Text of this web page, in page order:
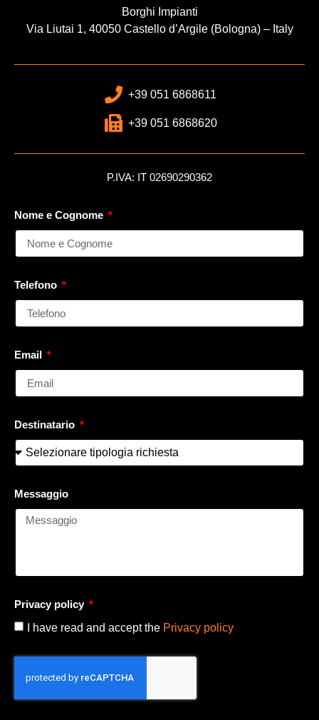
Borghi Impianti
Via Liutai 1, 40050 Castello d’Argile (Bologna) – Italy
+39 051 6868611
+39 051 6868620
P.IVA: IT 02690290362
Nome e Cognome
Telefono
Email
Destinatario
Messaggio
Privacy policy
I have read and accept the Privacy policy